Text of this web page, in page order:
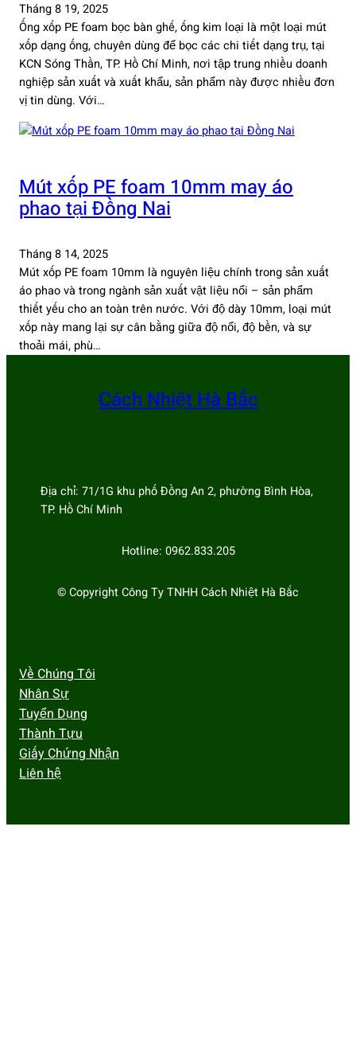
Tháng 8 19, 2025
Ống xốp PE foam bọc bàn ghế, ống kim loại là một loại mút
xốp dạng ống, chuyên dùng để bọc các chi tiết dạng trụ, tại
KCN Sóng Thần, TP. Hồ Chí Minh, nơi tập trung nhiều doanh
nghiệp sản xuất và xuất khẩu, sản phẩm này được nhiều đơn
vị tin dùng. Với…
Mút xốp PE foam 10mm may áo
phao tại Đồng Nai
Tháng 8 14, 2025
Mút xốp PE foam 10mm là nguyên liệu chính trong sản xuất
áo phao và trong ngành sản xuất vật liệu nổi – sản phẩm
thiết yếu cho an toàn trên nước. Với độ dày 10mm, loại mút
xốp này mang lại sự cân bằng giữa độ nổi, độ bền, và sự
thoải mái, phù…
Cách Nhiệt Hà Bắc
Địa chỉ: 71/1G khu phố Đồng An 2, phường Bình Hòa,
TP. Hồ Chí Minh
Hotline: 0962.833.205
© Copyright Công Ty TNHH Cách Nhiệt Hà Bắc
Về Chúng Tôi
Nhân Sự
Tuyển Dụng
Thành Tựu
Giấy Chứng Nhận
Liên hệ